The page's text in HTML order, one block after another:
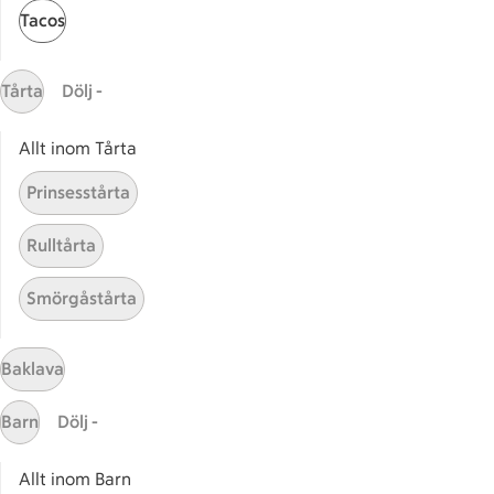
Receptet tar Över 60 min att tillaga
Relaterade kategorier
Rotfruktsbröd
Glutenfria bröd
Sidfot
Tacos
Tårta Dölj -
Allt inom Tårta
Prinsesstårta
Rulltårta
Smörgåstårta
Baklava
Barn Dölj -
Allt inom Barn